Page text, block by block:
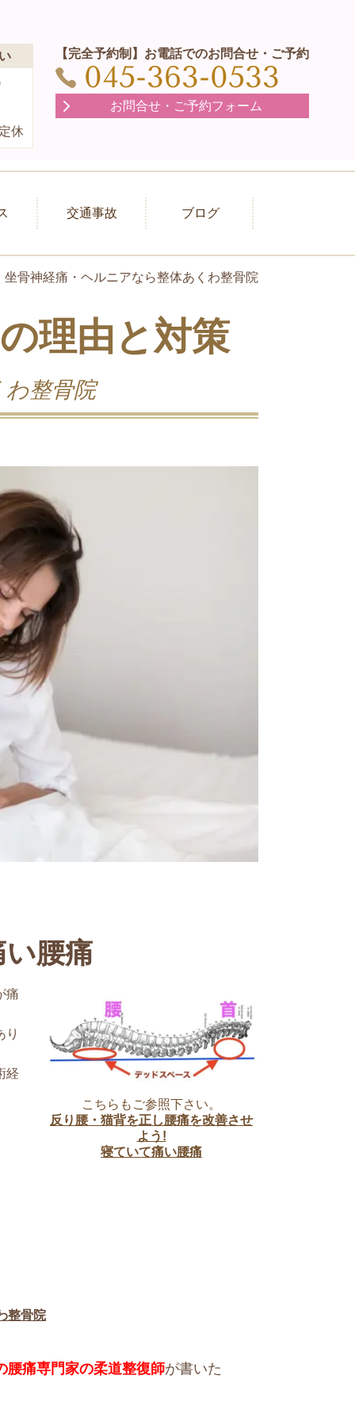
休
【完全予約制】お電話でのお問合せ・ご予約
045-363-0533
お問合せ・ご予約フォーム
交通事故 ブログ
骨神経痛・ヘルニアなら整体あくわ整骨院
理由と対策
整骨院
腰痛
こちらもご参照下さい。
反り腰・猫背を正し腰痛を改善させ
よう!
寝ていて痛い腰痛
痛
り
経
整骨院
腰痛専門家の柔道整復師が書いた